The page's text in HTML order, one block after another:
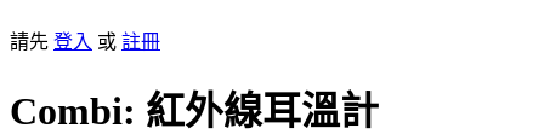
請先 登入 或 註冊
Combi: 紅外線耳溫計